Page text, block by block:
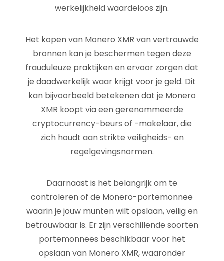
werkelijkheid waardeloos zijn.
Het kopen van Monero XMR van vertrouwde
bronnen kan je beschermen tegen deze
frauduleuze praktijken en ervoor zorgen dat
je daadwerkelijk waar krijgt voor je geld. Dit
kan bijvoorbeeld betekenen dat je Monero
XMR koopt via een gerenommeerde
cryptocurrency-beurs of -makelaar, die
zich houdt aan strikte veiligheids- en
regelgevingsnormen.
Daarnaast is het belangrijk om te
controleren of de Monero-portemonnee
waarin je jouw munten wilt opslaan, veilig en
betrouwbaar is. Er zijn verschillende soorten
portemonnees beschikbaar voor het
opslaan van Monero XMR, waaronder